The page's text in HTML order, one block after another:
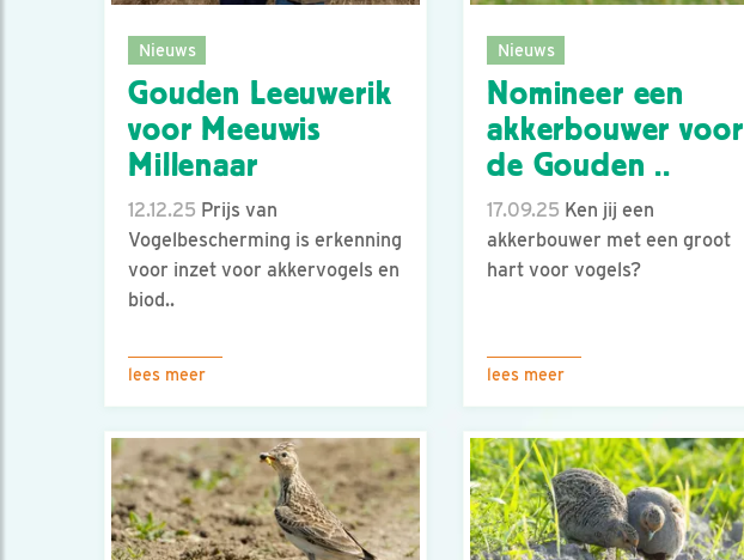
Nieuws
Gouden Leeuwerik
voor Meeuwis
Millenaar
12.12.25 Prijs van
Vogelbescherming is erkenning
voor inzet voor akkervogels en
biod..
lees meer
Nieuws
Nomineer een
akkerbouwer voor
de Gouden ..
17.09.25 Ken jij een
akkerbouwer met een groot
hart voor vogels?
lees meer